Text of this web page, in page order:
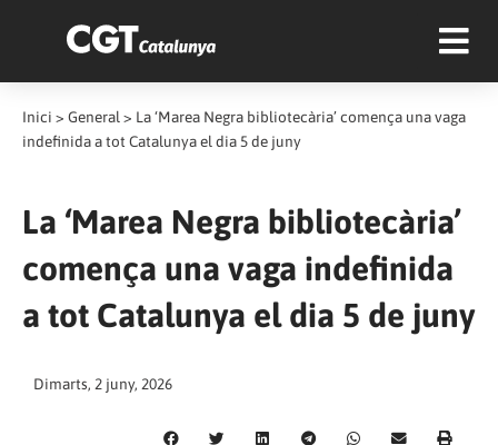
Inici > General > La ‘Marea Negra bibliotecària’ comença una vaga
indefinida a tot Catalunya el dia 5 de juny
La ‘Marea Negra bibliotecària’
comença una vaga indefinida
a tot Catalunya el dia 5 de juny
Dimarts, 2 juny, 2026